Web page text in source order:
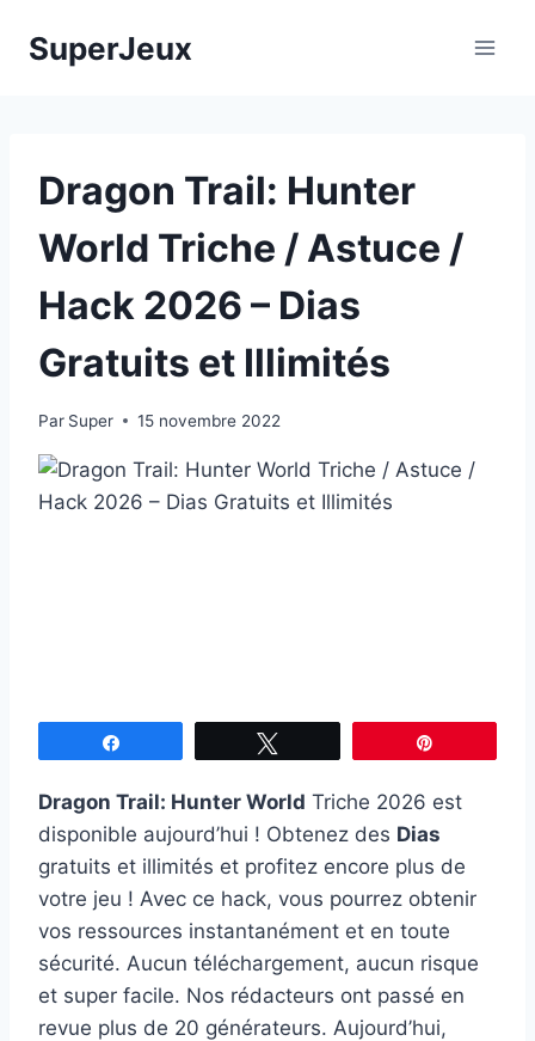
SuperJeux
Dragon Trail: Hunter
World Triche / Astuce /
Hack 2026 – Dias
Gratuits et Illimités
Par Super 15 novembre 2022
Dragon Trail: Hunter World Triche 2026 est
disponible aujourd’hui ! Obtenez des Dias
gratuits et illimités et profitez encore plus de
votre jeu ! Avec ce hack, vous pourrez obtenir
vos ressources instantanément et en toute
sécurité. Aucun téléchargement, aucun risque
et super facile. Nos rédacteurs ont passé en
revue plus de 20 générateurs. Aujourd’hui,